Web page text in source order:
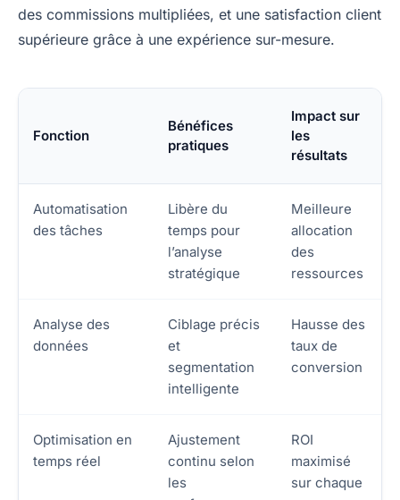
des commissions multipliées, et une satisfaction client
supérieure grâce à une expérience sur-mesure.
Fonction
Bénéfices
pratiques
Impact sur
les
résultats
Automatisation
des tâches
Libère du
temps pour
l’analyse
stratégique
Meilleure
allocation
des
ressources
Analyse des
données
Ciblage précis
et
segmentation
intelligente
Hausse des
taux de
conversion
Optimisation en
temps réel
Ajustement
continu selon
les
ROI
maximisé
sur chaque